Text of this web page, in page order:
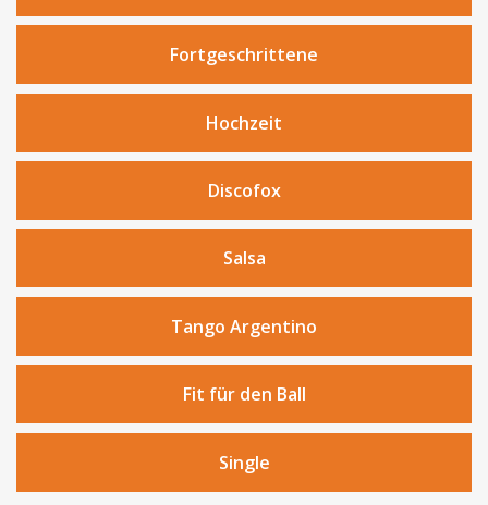
Fortgeschrittene
Hochzeit
Discofox
Salsa
Tango Argentino
Fit für den Ball
Single